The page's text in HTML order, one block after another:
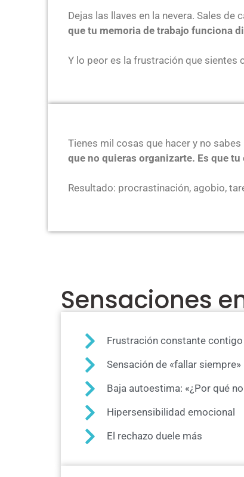
Dejas las llaves en la nevera. Sales
que tu memoria de trabajo funciona
Y lo peor es la frustración que sientes
Tienes mil cosas que hacer y no
que no quieras organizarte. Es que
Resultado: procrastinación, agobio,
Sensaciones
Frustración constante
Sensación de «fallar siempre»
Baja autoestima: «¿Por qué
Hipersensibilidad emocional
El rechazo duele más